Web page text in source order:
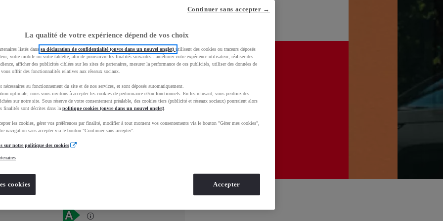
Services Concession
Occasions
La qualité de votre expérience dépend de vos choix
listés dans sa déclaration de confidentialité (ouvre dans un nouvel onglet) utilisent des cookies ou traceurs déposés
votre mobile ou votre tablette, afin de poursuivre les finalités suivantes : améliorer votre expérience utilisateur, réaliser des
afficher des publicités ciblées sur les sites de partenaires, mesurer la performance de ces publicités, utiliser des données de
offrir des fonctionnalités relatives aux réseaux sociaux.
nécessaires au fonctionnement du site et de nos services, et sont déposés automatiquement.
optimale, nous vous invitons à accepter les cookies de performance et/ou fonctionnels. En les refusant, vous perdriez des
sur notre site. Sous réserve de votre consentement préalable, des cookies tiers (publicité et réseaux sociaux) pourraient alors
finalités sont décrites dans la politique cookies (ouvre dans un nouvel onglet)
les cookies, gérer vos préférences par finalité, modifier à tout moment vos consentements via le bouton "Gérer mes cookies",
navigation sans accepter via le bouton "Continuer sans accepter".
sur notre politique des cookies
cookies
Continuer sans accepter →
Accepter